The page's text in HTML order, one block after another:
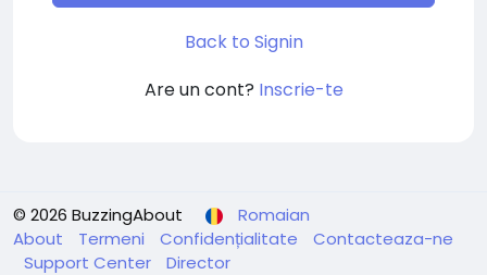
Back to Signin
Are un cont? Inscrie-te
© 2026 BuzzingAbout
Romaian
About
Termeni Confidențialitate
Contacteaza-ne
Support Center
Director